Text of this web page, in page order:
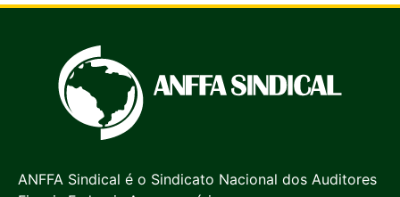
ANFFA Sindical é o Sindicato Nacional dos Auditores